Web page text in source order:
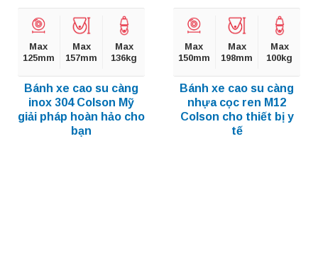
Max
125mm
Max
157mm
Max
136kg
Bánh xe cao su càng
inox 304 Colson Mỹ
giải pháp hoàn hảo cho
bạn
Max
150mm
Max
198mm
Max
100kg
Bánh xe cao su càng
nhựa cọc ren M12
Colson cho thiết bị y
tế